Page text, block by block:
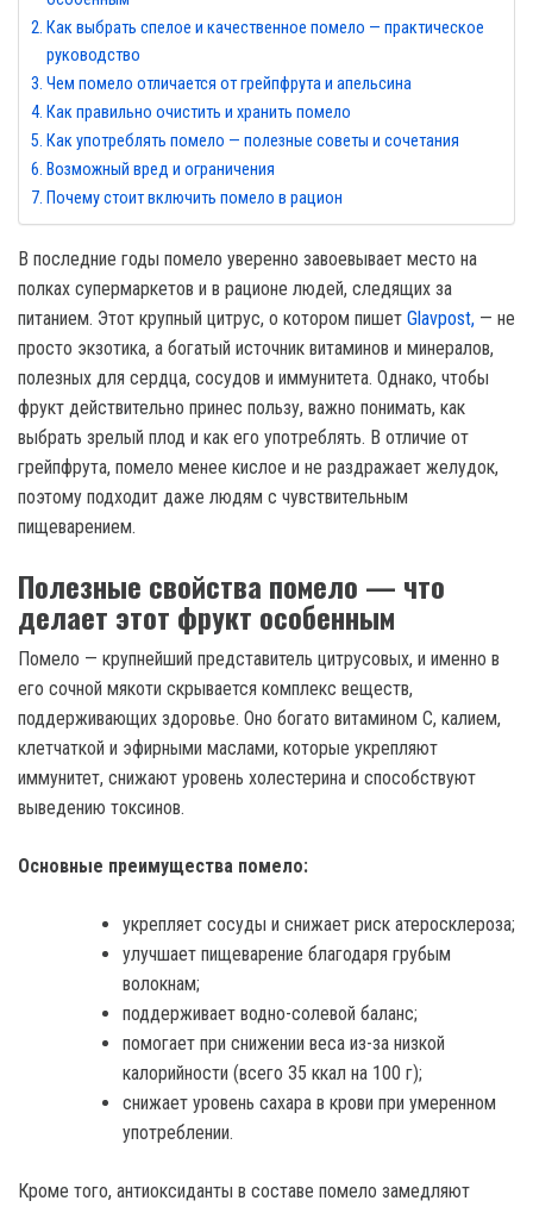
Как выбрать спелое и качественное помело — практическое
руководство
Чем помело отличается от грейпфрута и апельсина
Как правильно очистить и хранить помело
Как употреблять помело — полезные советы и сочетания
Возможный вред и ограничения
Почему стоит включить помело в рацион
В последние годы помело уверенно завоевывает место на
полках супермаркетов и в рационе людей, следящих за
питанием. Этот крупный цитрус, о котором пишет Glavpost, — не
просто экзотика, а богатый источник витаминов и минералов,
полезных для сердца, сосудов и иммунитета. Однако, чтобы
фрукт действительно принес пользу, важно понимать, как
выбрать зрелый плод и как его употреблять. В отличие от
грейпфрута, помело менее кислое и не раздражает желудок,
поэтому подходит даже людям с чувствительным
пищеварением.
Полезные свойства помело — что
делает этот фрукт особенным
Помело — крупнейший представитель цитрусовых, и именно в
его сочной мякоти скрывается комплекс веществ,
поддерживающих здоровье. Оно богато витамином C, калием,
клетчаткой и эфирными маслами, которые укрепляют
иммунитет, снижают уровень холестерина и способствуют
выведению токсинов.
Основные преимущества помело:
укрепляет сосуды и снижает риск атеросклероза;
улучшает пищеварение благодаря грубым
волокнам;
поддерживает водно-солевой баланс;
помогает при снижении веса из-за низкой
калорийности (всего 35 ккал на 100 г);
снижает уровень сахара в крови при умеренном
употреблении.
Кроме того, антиоксиданты в составе помело замедляют